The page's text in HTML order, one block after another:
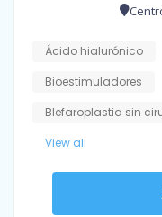
Ácido hialurónico
Bioestimuladores
Blefaroplastia sin
View all